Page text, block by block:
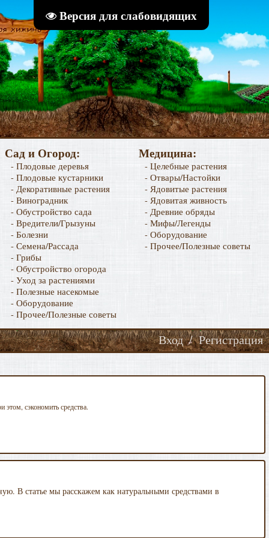
Версия для слабовидящих
Сад и Огород:
- Плодовые деревья
- Плодовые кустарники
- Декоративные растения
- Виноградник
- Обустройство сада
- Вредители/Грызуны
- Болезни
- Семена/Рассада
- Грибы
- Обустройство огорода
- Уход за растениями
- Полезные насекомые
- Оборудование
- Прочее/Полезные советы
Медицина:
- Целебные растения
- Отвары/Настойки
- Ядовитые растения
- Ядовитая живность
- Древние обряды
- Мифы/Легенды
- Оборудование
- Прочее/Полезные советы
Регистрация
/
Вход
этом, сэкономить средства.
В статье мы расскажем как натуральными средствами в